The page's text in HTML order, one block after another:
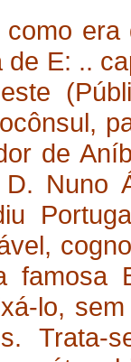
de E: ..
de
Nuno
famosa
lo,